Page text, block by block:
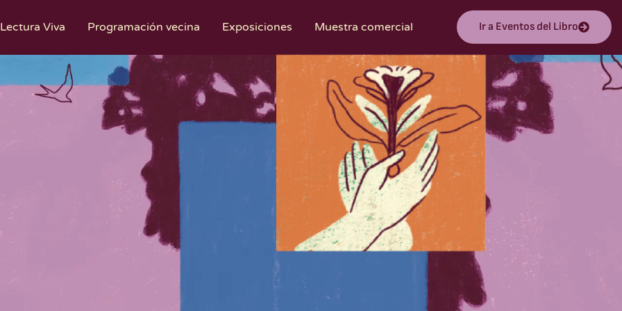
Viva Programación vecina Exposiciones Muestra comercial Ir a Eventos del Libro